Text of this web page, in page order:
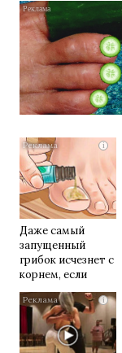
i
Даже самый
запущенный
грибок исчезнет с
корнем, если
перед сном…
i